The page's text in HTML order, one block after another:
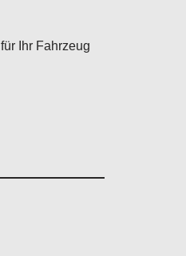
Ihr Fahrzeug